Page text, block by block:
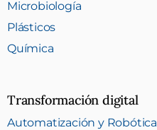
Microbiología
Plásticos
Química
Transformación digital
Automatización y Robótica